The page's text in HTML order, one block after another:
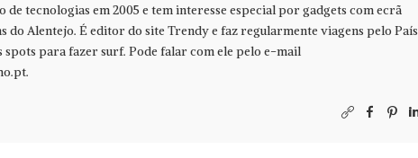
de tecnologias em 2005 e tem interesse especial por gadgets com ecrã
do Alentejo. É editor do site Trendy e faz regularmente viagens pelo País
spots para fazer surf. Pode falar com ele pelo e-mail
.